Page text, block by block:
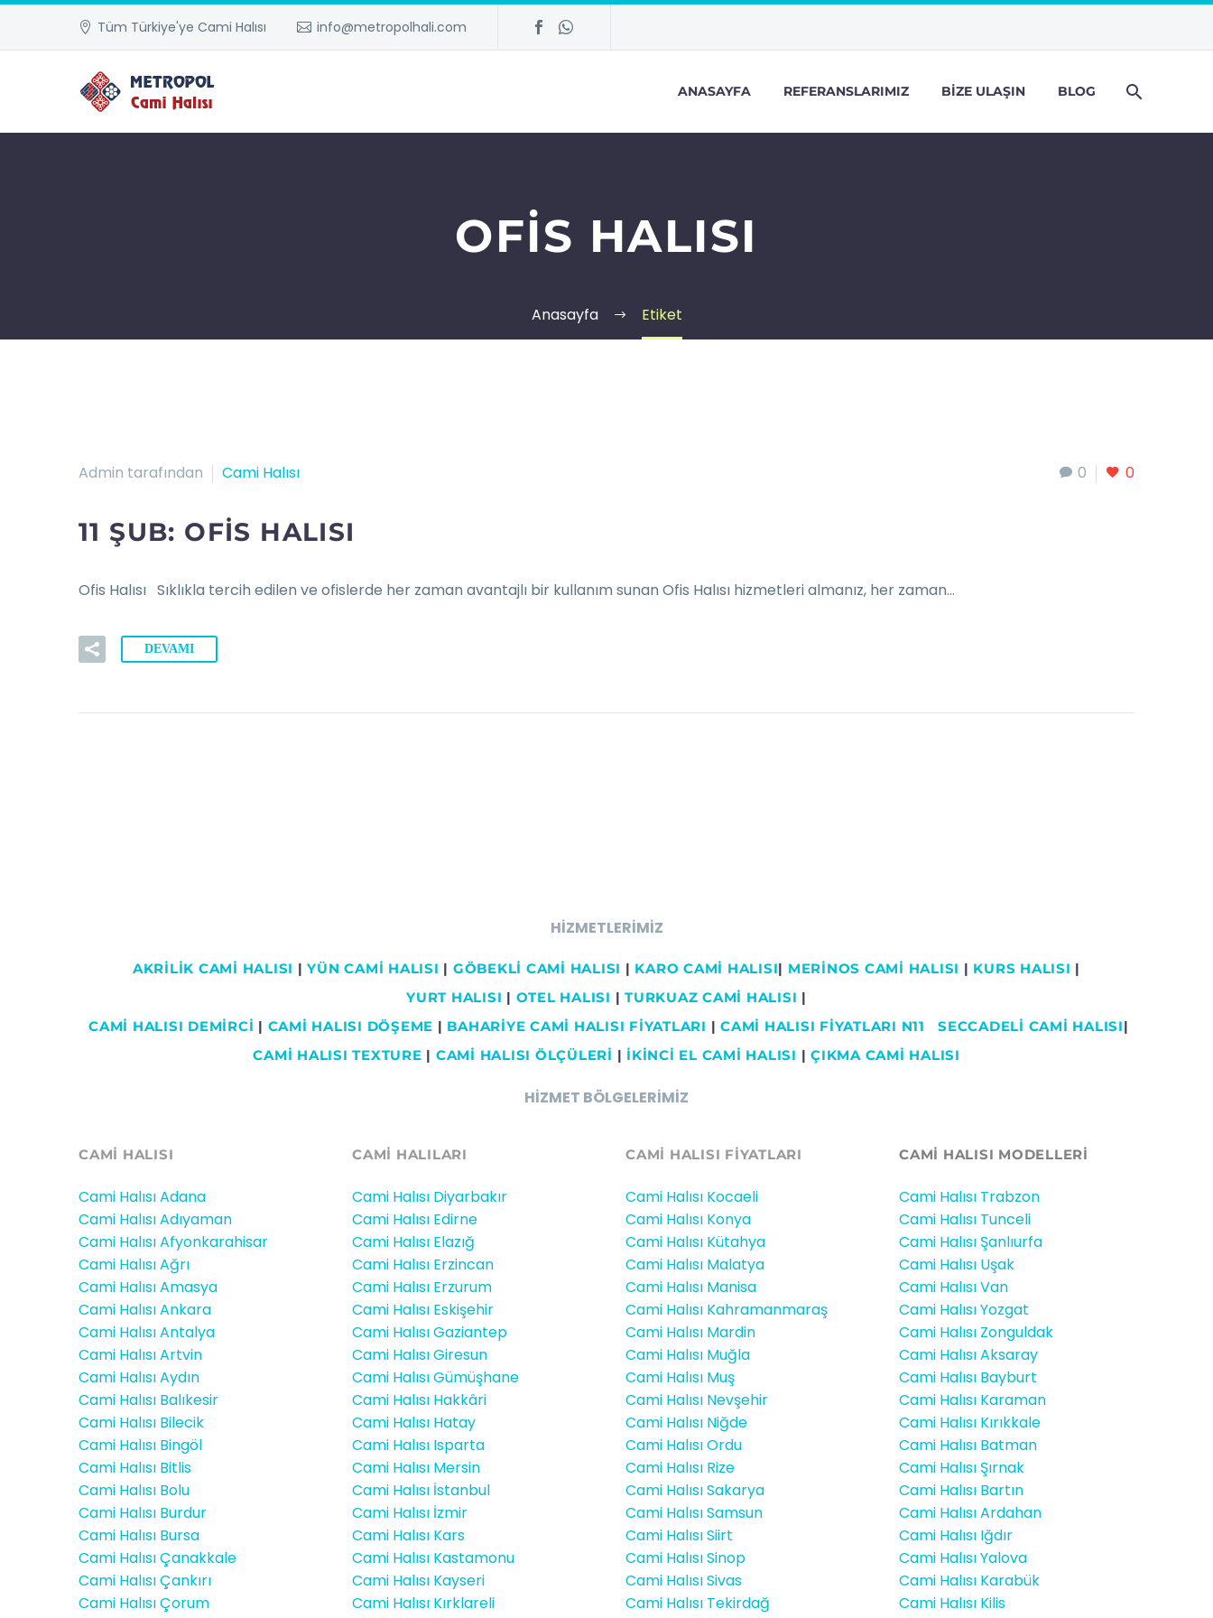
Tüm Türkiye'ye Cami Halısı info@metropolhali.com
ANASAYFA REFERANSLARIMIZ BIZE ULAŞIN BLOG
OFIS HALISI
Anasayfa Etiket
0 0
Admin tarafından Cami Halısı
11 ŞUB: OFIS HALISI
Ofis Halısı Sıklıkla tercih edilen ve ofislerde her zaman avantajlı bir kullanım sunan Ofis Halısı hizmetleri almanız, her zaman…
DEVAMI
HİZMETLERİMİZ
AKRİLİK CAMİ HALISI |YÜN CAMİ HALISI | GÖBEKLİ CAMİ HALISI | KARO CAMİ HALISI| MERİNOS CAMİ HALISI | KURS HALISI |
YURT HALISI | OTEL HALISI |TURKUAZ CAMİ HALISI |
CAMI HALISI DEMİRCİ | CAMİ HALISI DÖŞEME | BAHARİYE CAMİ HALISI FİYATLARI | CAMİ HALISI FİYATLARI N11 SECCADELI CAMI HALISI|
CAMİ HALISI TEXTURE | CAMİ HALISI ÖLÇÜLERİ | İKİNCİ EL CAMİ HALISI | ÇIKMA CAMİ HALISI
HİZMET BÖLGELERİMİZ
CAMİ HALISI
Cami Halısı Adana
Cami Halısı Adıyaman
Cami Halısı Afyonkarahisar
Cami Halısı Ağrı
Cami Halısı Amasya
Cami Halısı Ankara
Cami Halısı Antalya
Cami Halısı Artvin
Cami Halısı Aydın
Cami Halısı Balıkesir
Cami Halısı Bilecik
Cami Halısı Bingöl
Cami Halısı Bitlis
Cami Halısı Bolu
Cami Halısı Burdur
Cami Halısı Bursa
Cami Halısı Çanakkale
Cami Halısı Çankırı
Cami Halısı Çorum
CAMİ HALILARI
Cami Halısı Diyarbakır
Cami Halısı Edirne
Cami Halısı Elazığ
Cami Halısı Erzincan
Cami Halısı Erzurum
Cami Halısı Eskişehir
Cami Halısı Gaziantep
Cami Halısı Giresun
Cami Halısı Gümüşhane
Cami Halısı Hakkâri
Cami Halısı Hatay
Cami Halısı Isparta
Cami Halısı Mersin
Cami Halısı İstanbul
Cami Halısı İzmir
Cami Halısı Kars
Cami Halısı Kastamonu
Cami Halısı Kayseri
Cami Halısı Kırklareli
CAMİ HALISI FIYATLARI
Cami Halısı Kocaeli
Cami Halısı Konya
Cami Halısı Kütahya
Cami Halısı Malatya
Cami Halısı Manisa
Cami Halısı Kahramanmaraş
Cami Halısı Mardin
Cami Halısı Muğla
Cami Halısı Muş
Cami Halısı Nevşehir
Cami Halısı Niğde
Cami Halısı Ordu
Cami Halısı Rize
Cami Halısı Sakarya
Cami Halısı Samsun
Cami Halısı Siirt
Cami Halısı Sinop
Cami Halısı Sivas
Cami Halısı Tekirdağ
CAMİ HALISI MODELLERI
Cami Halısı Trabzon
Cami Halısı Tunceli
Cami Halısı Şanlıurfa
Cami Halısı Uşak
Cami Halısı Van
Cami Halısı Yozgat
Cami Halısı Zonguldak
Cami Halısı Aksaray
Cami Halısı Bayburt
Cami Halısı Karaman
Cami Halısı Kırıkkale
Cami Halısı Batman
Cami Halısı Şırnak
Cami Halısı Bartın
Cami Halısı Ardahan
Cami Halısı Iğdır
Cami Halısı Yalova
Cami Halısı Karabük
Cami Halısı Kilis